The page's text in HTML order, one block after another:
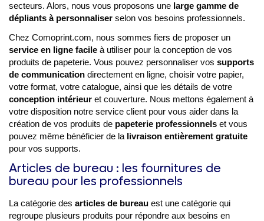
secteurs. Alors, nous vous proposons une large gamme de
dépliants à personnaliser selon vos besoins professionnels.
Chez Comoprint.com, nous sommes fiers de proposer un
service en ligne facile à utiliser pour la conception de vos
produits de papeterie. Vous pouvez personnaliser vos supports
de communication directement en ligne, choisir votre papier,
votre format, votre catalogue, ainsi que les détails de votre
conception intérieur et couverture. Nous mettons également à
votre disposition notre service client pour vous aider dans la
création de vos produits de papeterie professionnels et vous
pouvez même bénéficier de la livraison entièrement gratuite
pour vos supports.
Articles de bureau : les fournitures de
bureau pour les professionnels
La catégorie des articles de bureau est une catégorie qui
regroupe plusieurs produits pour répondre aux besoins en